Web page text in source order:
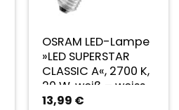
OSRAM LED-Lampe
»LED SUPERSTAR
CLASSIC A«, 2700 K,
20 W, weiß – weiss
13,99 €